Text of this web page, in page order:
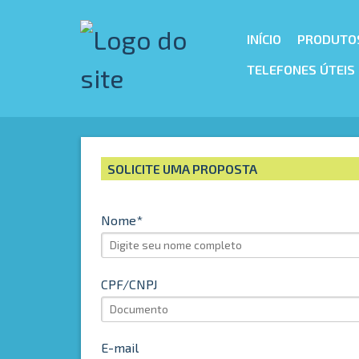
INÍCIO
TELEFONES ÚTEIS
SOLICITE UMA PROPOSTA
Nome
CPF/CNPJ
E-mail